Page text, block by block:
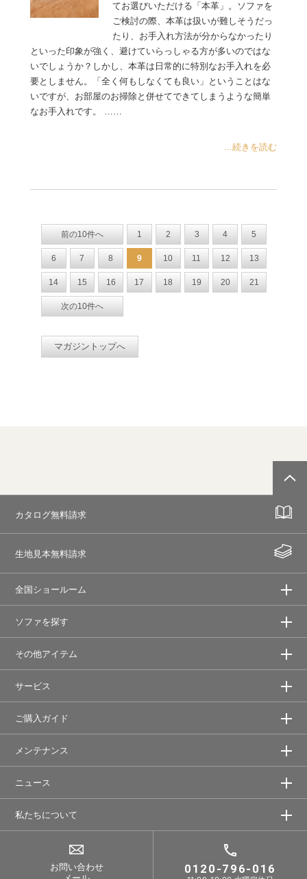
てお選びいただける「本革」。ソファを
ご検討の際、本革は扱いが難しそうだっ
たり、お手入れ方法が分からなかったり
といった印象が強く、避けていらっしゃる方が多いのではな
いでしょうか？しかし、本革は日常的に特別なお手入れを必
要としません。「全く何もしなくても良い」ということはな
いですが、お部屋のお掃除と併せてできてしまうような簡単
なお手入れです。 ……
...続きを読む
前の10件へ 1 2 3 4 5
6 7 8 9 10 11 12 13
14 15 16 17 18 19 20 21
次の10件へ
マガジントップへ
カタログ無料請求
生地見本無料請求
全国ショールーム
ソファを探す
その他アイテム
サービス
ご購入ガイド
メンテナンス
ニュース
私たちについて
お問い合わせ
0120-796-016